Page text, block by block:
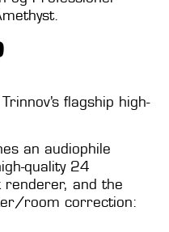
flagship high-
an audiophile
quality 24
and the
room correction: